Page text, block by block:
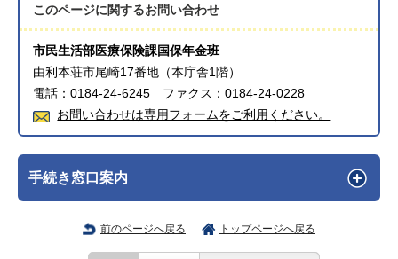
このページに関するお問い合わせ
市民生活部医療保険課国保年金班
由利本荘市尾崎17番地（本庁舎1階）
電話：0184-24-6245 ファクス：0184-24-0228
お問い合わせは専用フォームをご利用ください。
手続き窓口案内
前のページへ戻る トップページへ戻る